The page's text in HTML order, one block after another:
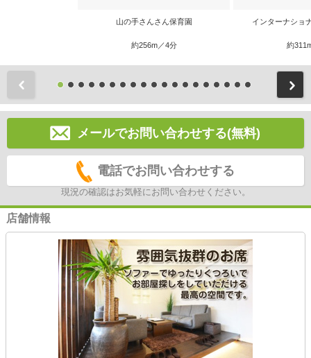
山の手さんさん保育園
約256m／4分
インターナショ
約
メールでお問い合わせする(無料)
電話でお問い合わせする
現況の確認はお気軽にお問い合わせください。
店舗情報